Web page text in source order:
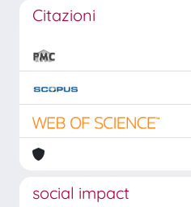
Citazioni
social impact